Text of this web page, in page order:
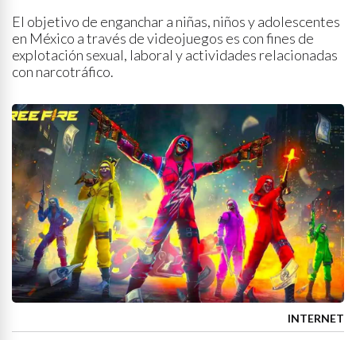
El objetivo de enganchar a niñas, niños y adolescentes
en México a través de videojuegos es con fines de
explotación sexual, laboral y actividades relacionadas
con narcotráfico.
INTERNET